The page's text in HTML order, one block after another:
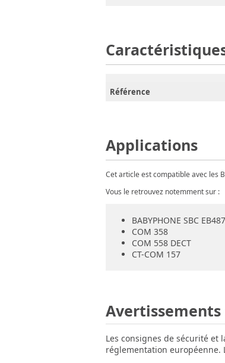
Référence
Applications
Cet article est compatible avec les
Vous le retrouvez notemment sur :
BABYPHONE SBC
COM 358
COM 558 DECT
CT-COM 157
Les consignes de sécurité
réglementation européenne.